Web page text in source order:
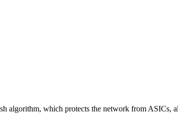
which protects the network from ASICs,